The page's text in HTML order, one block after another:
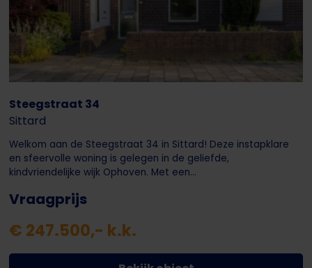
Steegstraat 34
Sittard
Welkom aan de Steegstraat 34 in Sittard! Deze instapklare
en sfeervolle woning is gelegen in de geliefde,
kindvriendelijke wijk Ophoven. Met een...
Vraagprijs
€ 247.500,- k.k.